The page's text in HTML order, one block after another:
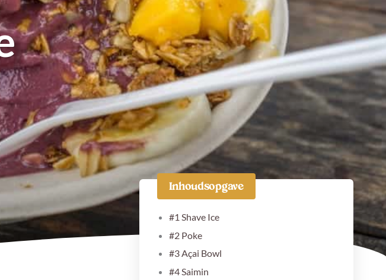
Inhoudsopgave
#1 Shave Ice
#2 Poke
#3 Açai Bowl
#4 Saimin
Facebook Instagram Pinterest TikTok